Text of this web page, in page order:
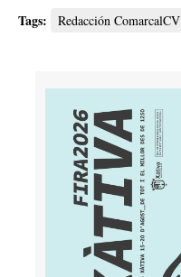
Tags: Redacción ComarcalCV